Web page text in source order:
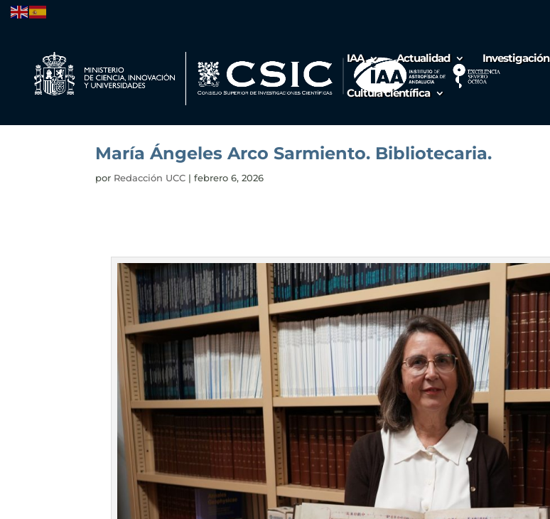
IAA Actualidad Investigación
Cultura científica
María Ángeles Arco Sarmiento. Bibliotecaria.
por Redacción UCC |febrero 6, 2026